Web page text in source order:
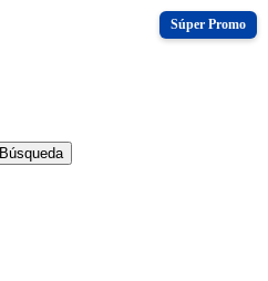
Búsqueda